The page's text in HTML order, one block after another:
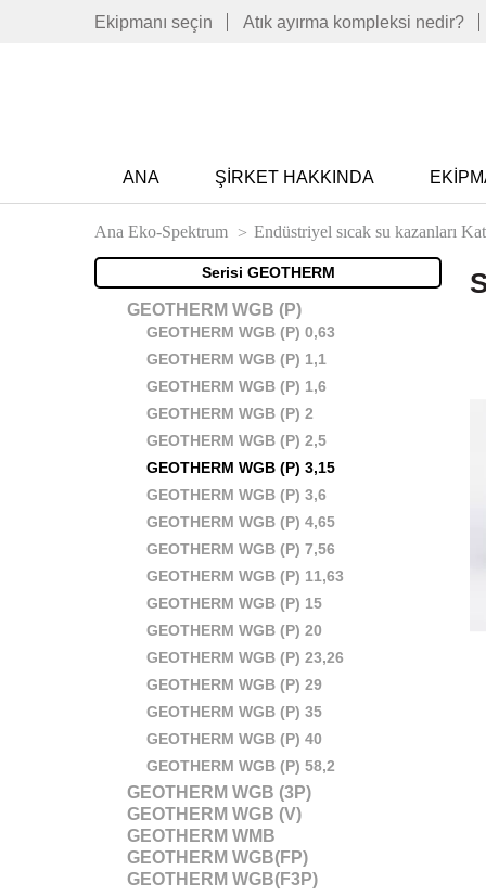
Ekipmanı seçin Atık ayırma kompleksi nedir?
ANA ŞIRKET HAKKINDA
Ana Eko-Spektrum Endüstriyel sıcak su kazanları
Serisi GEOTHERM
GEOTHERM WGB (P)
GEOTHERM WGB (P) 0,63
GEOTHERM WGB (P) 1,1
GEOTHERM WGB (P) 1,6
GEOTHERM WGB (P) 2
GEOTHERM WGB (P) 2,5
GEOTHERM WGB (P) 3,15
GEOTHERM WGB (P) 3,6
GEOTHERM WGB (P) 4,65
GEOTHERM WGB (P) 7,56
GEOTHERM WGB (P) 11,63
GEOTHERM WGB (P) 15
GEOTHERM WGB (P) 20
GEOTHERM WGB (P) 23,26
GEOTHERM WGB (P) 29
GEOTHERM WGB (P) 35
GEOTHERM WGB (P) 40
GEOTHERM WGB (P) 58,2
GEOTHERM WGB (3P)
GEOTHERM WGB (V)
GEOTHERM WMB
GEOTHERM WGB(FP)
GEOTHERM WGB(F3P)